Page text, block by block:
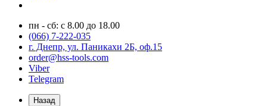
пн - сб: с 8.00 до 18.00
(066) 7-222-035
г. Днепр, ул. Паникахи 2Б, оф.15
order@hss-tools.com
Viber
Telegram
Назад